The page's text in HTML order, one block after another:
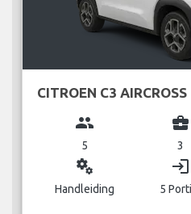
CITROEN C3 AIRCROSS
group
5
business_center
3
miscellaneous_services
Handleiding
login
5